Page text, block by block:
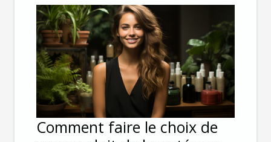
Comment faire le choix de